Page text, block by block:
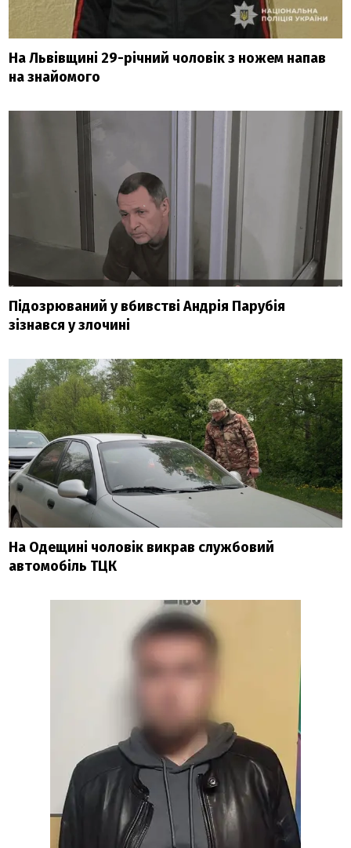
На Львівщині 29-річний чоловік з ножем напав
на знайомого
Підозрюваний у вбивстві Андрія Парубія
зізнався у злочині
На Одещині чоловік викрав службовий
автомобіль ТЦК